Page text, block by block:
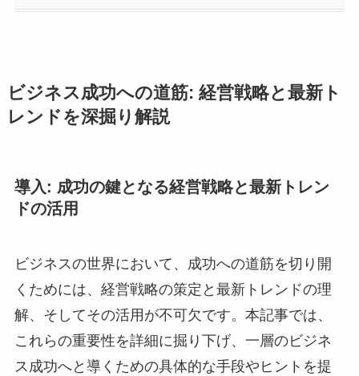
ビジネス成功への道筋: 経営戦略と最新ト
レンドを深掘り解説
導入: 成功の鍵となる経営戦略と最新トレン
ドの活用
ビジネスの世界において、成功への道筋を切り開
くためには、経営戦略の策定と最新トレンドの理
解、そしてその活用が不可欠です。本記事では、
これらの重要性を詳細に掘り下げ、一層のビジネ
ス成功へと導くための具体的な手段やヒントを提